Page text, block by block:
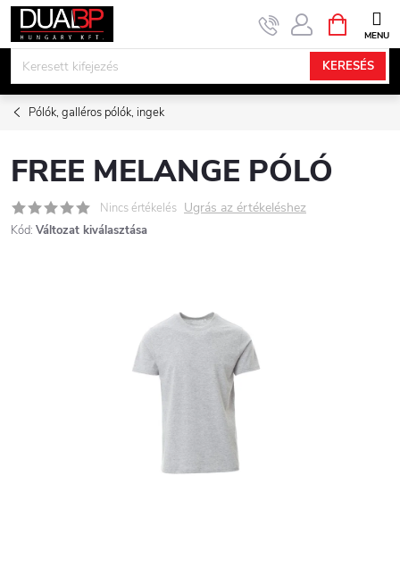
Ugrás
KERESÉS
KOSÁR
Pólók, galléros pólók, ingek
FREE MELANGE PÓLÓ
Nincs értékelés Ugrás az értékeléshez
Kód: Változat kiválasztása